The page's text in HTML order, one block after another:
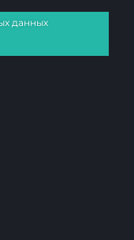
данных